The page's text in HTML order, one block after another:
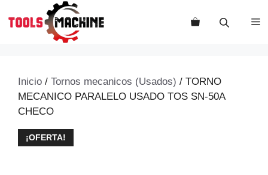
Inicio / Tornos mecanicos (Usados) / TORNO
MECANICO PARALELO USADO TOS SN-50A
CHECO
¡OFERTA!